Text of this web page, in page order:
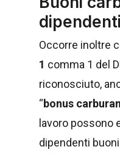
dipendenti
Occorre inoltre
1 comma 1 del
riconosciuto,
“bonus
lavoro possono
dipendenti